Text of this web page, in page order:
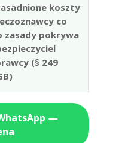
koszty
co
zasady pokrywa
(§ 249
—